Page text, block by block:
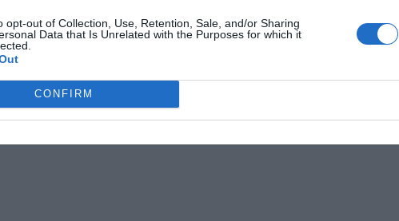
opt-out of Collection, Use, Retention, Sale, and/or Sharing
Data that Is Unrelated with the Purposes for which it
CONFIRM